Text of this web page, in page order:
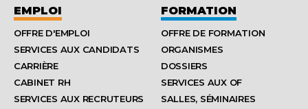
EMPLOI
OFFRE D'EMPLOI
SERVICES AUX CANDIDATS
CARRIÈRE
CABINET RH
SERVICES AUX RECRUTEURS
FORMATION
OFFRE DE FORMATION
ORGANISMES
DOSSIERS
SERVICES AUX OF
SALLES, SÉMINAIRES